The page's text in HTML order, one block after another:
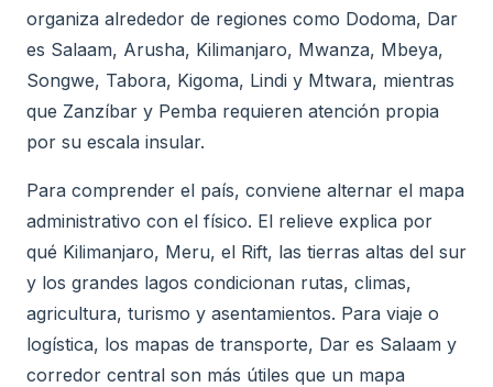
organiza alrededor de regiones como Dodoma, Dar
es Salaam, Arusha, Kilimanjaro, Mwanza, Mbeya,
Songwe, Tabora, Kigoma, Lindi y Mtwara, mientras
que Zanzíbar y Pemba requieren atención propia
por su escala insular.
Para comprender el país, conviene alternar el mapa
administrativo con el físico. El relieve explica por
qué Kilimanjaro, Meru, el Rift, las tierras altas del sur
y los grandes lagos condicionan rutas, climas,
agricultura, turismo y asentamientos. Para viaje o
logística, los mapas de transporte, Dar es Salaam y
corredor central son más útiles que un mapa